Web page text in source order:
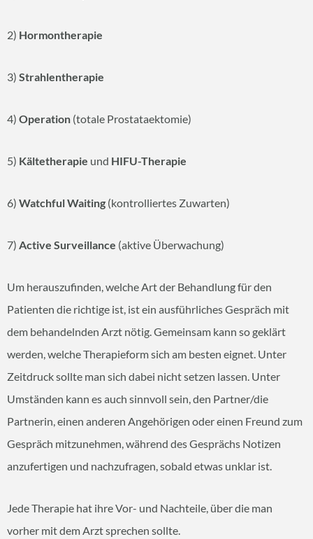
2) Hormontherapie
3) Strahlentherapie
4) Operation (totale Prostataektomie)
5) Kältetherapie und HIFU-Therapie
6) Watchful Waiting (kontrolliertes Zuwarten)
7) Active Surveillance (aktive Überwachung)
Um herauszufinden, welche Art der Behandlung für den
Patienten die richtige ist, ist ein ausführliches Gespräch mit
dem behandelnden Arzt nötig. Gemeinsam kann so geklärt
werden, welche Therapieform sich am besten eignet. Unter
Zeitdruck sollte man sich dabei nicht setzen lassen. Unter
Umständen kann es auch sinnvoll sein, den Partner/die
Partnerin, einen anderen Angehörigen oder einen Freund zum
Gespräch mitzunehmen, während des Gesprächs Notizen
anzufertigen und nachzufragen, sobald etwas unklar ist.
Jede Therapie hat ihre Vor- und Nachteile, über die man
vorher mit dem Arzt sprechen sollte.